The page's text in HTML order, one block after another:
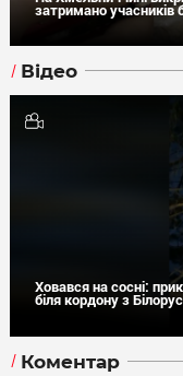
затримано учасників
Відео
Ховався на сосні:
біля кордону з
Коментар